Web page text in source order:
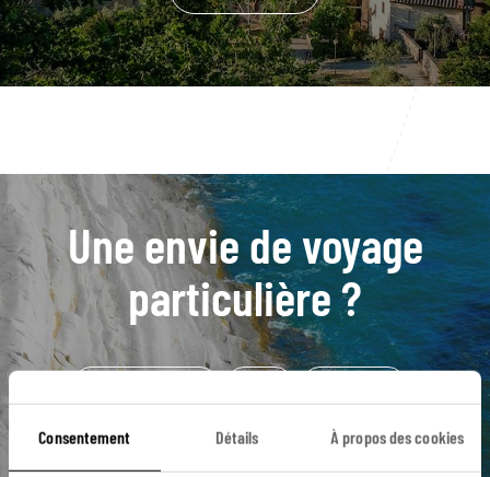
Consentement Détails À propos des cookies
Une envie de voyage
particulière ?
Musée égyptologique Piémont Turin